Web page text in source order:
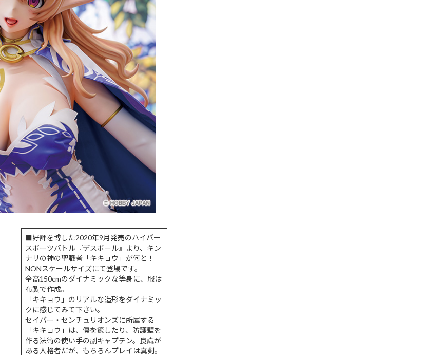
■好評を博した2020年9月発売のハイパー
スポーツバトル『デスボール』より、キン
ナリの神の聖職者「キキョウ」が何と！
NONスケールサイズにて登場です。
全高150cmのダイナミックな等身に、服は
布製で作成。
「キキョウ」のリアルな造形をダイナミッ
クに感じてみて下さい。
セイバー・センチュリオンズに所属する
「キキョウ」は、傷を癒したり、防護壁を
作る法術の使い手の副キャプテン。良識が
ある人格者だが、もちろんプレイは真剣。